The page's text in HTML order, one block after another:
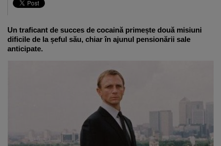
Un traficant de succes de cocaină primește două misiuni
dificile de la șeful său, chiar în ajunul pensionării sale
anticipate.